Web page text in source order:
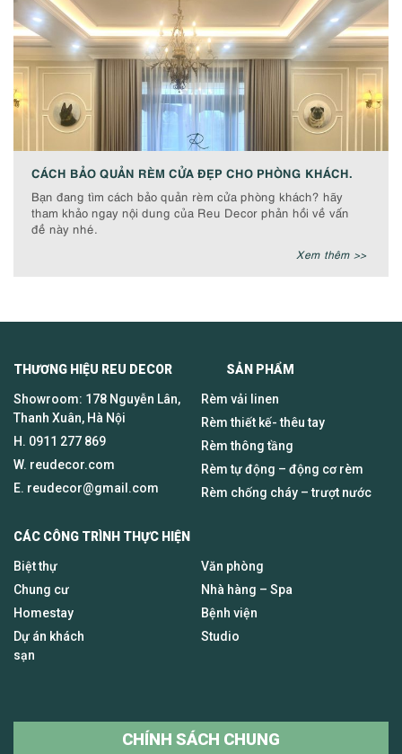
CÁCH BẢO QUẢN RÈM CỬA ĐẸP CHO PHÒNG KHÁCH.
Bạn đang tìm cách bảo quản rèm cửa phòng khách? hãy
tham khảo ngay nội dung của Reu Decor phản hồi về vấn
đề này nhé.
Xem thêm >>
THƯƠNG HIỆU REU DECOR SẢN PHẨM
Showroom: 178 Nguyễn Lân,
Thanh Xuân, Hà Nội
H. 0911 277 869
W. reudecor.com
E. reudecor@gmail.com
Rèm vải linen
Rèm thiết kế- thêu tay
Rèm thông tầng
Rèm tự động – động cơ rèm
Rèm chống cháy – trượt nước
CÁC CÔNG TRÌNH THỰC HIỆN
Biệt thự
Chung cư
Homestay
Dự án khách
sạn
Văn phòng
Nhà hàng – Spa
Bệnh viện
Studio
CHÍNH SÁCH CHUNG